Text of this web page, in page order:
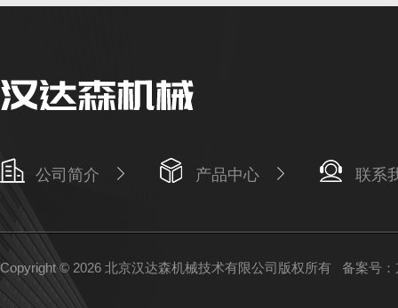
公司简介 产品中心 联系
Copyright © 2026 北京汉达森机械技术有限公司版权所有 备案号：